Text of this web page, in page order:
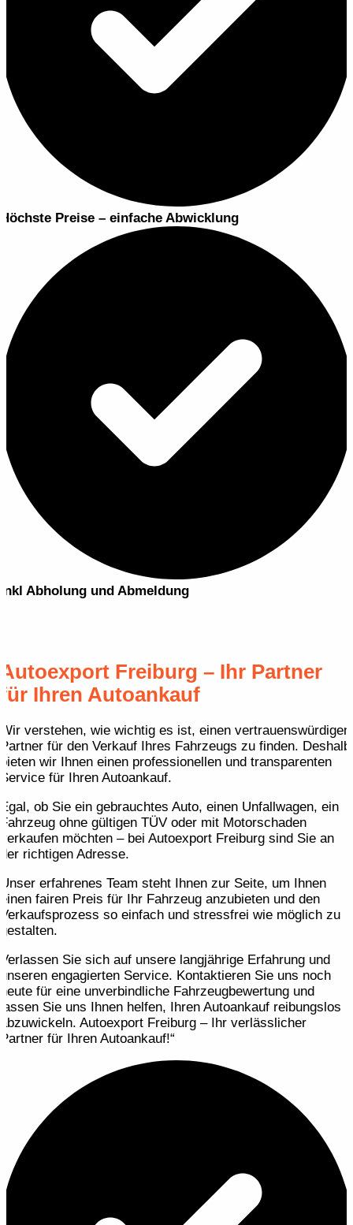
Höchste Preise – einfache Abwicklung
inkl Abholung und Abmeldung
Autoexport Freiburg – Ihr Partner
für Ihren Autoankauf
Wir verstehen, wie wichtig es ist, einen vertrauenswürdigen
Partner für den Verkauf Ihres Fahrzeugs zu finden. Deshalb
bieten wir Ihnen einen professionellen und transparenten
Service für Ihren Autoankauf.
Egal, ob Sie ein gebrauchtes Auto, einen Unfallwagen, ein
Fahrzeug ohne gültigen TÜV oder mit Motorschaden
verkaufen möchten – bei Autoexport Freiburg sind Sie an
der richtigen Adresse.
Unser erfahrenes Team steht Ihnen zur Seite, um Ihnen
einen fairen Preis für Ihr Fahrzeug anzubieten und den
Verkaufsprozess so einfach und stressfrei wie möglich zu
gestalten.
Verlassen Sie sich auf unsere langjährige Erfahrung und
unseren engagierten Service. Kontaktieren Sie uns noch
heute für eine unverbindliche Fahrzeugbewertung und
lassen Sie uns Ihnen helfen, Ihren Autoankauf reibungslos
abzuwickeln. Autoexport Freiburg – Ihr verlässlicher
Partner für Ihren Autoankauf!“